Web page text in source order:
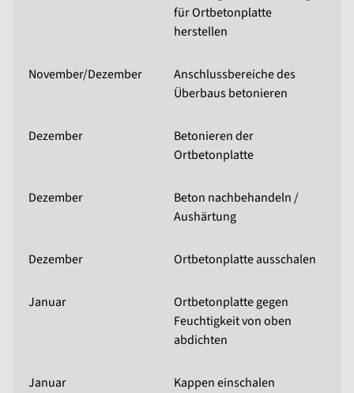
für Ortbetonplatte
herstellen
November/Dezember
Anschlussbereiche des
Überbaus betonieren
Dezember
Betonieren der
Ortbetonplatte
Dezember
Beton nachbehandeln /
Aushärtung
Dezember Ortbetonplatte ausschalen
Januar
Ortbetonplatte gegen
Feuchtigkeit von oben
abdichten
Januar Kappen einschalen